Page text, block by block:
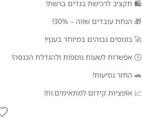
🛍 תקציב לרכישת בגדים ברשת!
🎁 הנחת עובדים שווה – 30%!
🚀 בונוסים גבוהים במיוחד בענף!
🕒 אפשרות לשעות נוספות ולהגדלת הכנסה!
🚗 החזר נסיעות!
📈 אופציות קידום למתאימים.ות!